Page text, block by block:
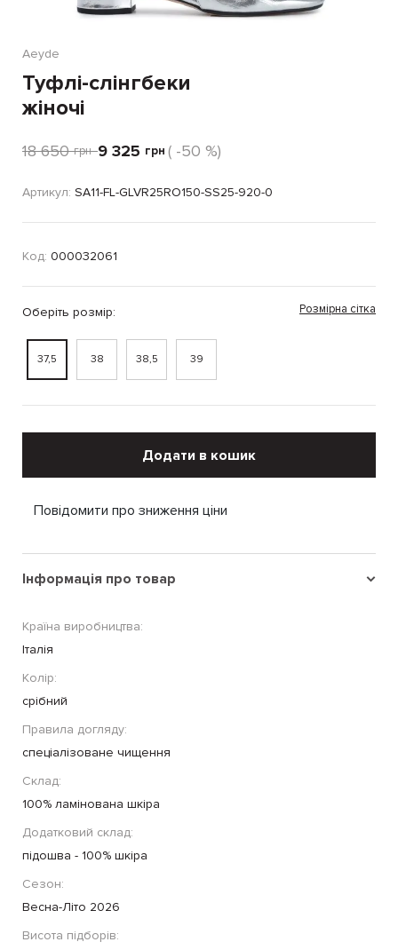
Aeyde
Туфлі-слінгбеки
жіночі
18 650 грн 9 325 грн ( -50 %)
Артикул: SA11-FL-GLVR25RO150-SS25-920-0
Код: 000032061
Оберіть розмір:
37,5 38 38,5 39
Розмірна сітка
Додати в кошик
Повідомити про зниження ціни
Інформація про товар
Країна виробництва:
Італія
Колір:
срібний
Правила догляду:
спеціалізоване чищення
Склад:
100% ламінована шкіра
Додатковий склад:
підошва - 100% шкіра
Сезон:
Весна-Літо 2026
Висота підборів: